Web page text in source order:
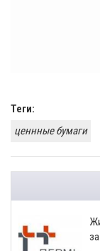
Теги:
ценнные бумаги